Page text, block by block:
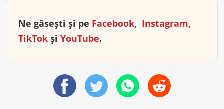
Ne găsești și pe Facebook, Instagram,
TikTok și YouTube.